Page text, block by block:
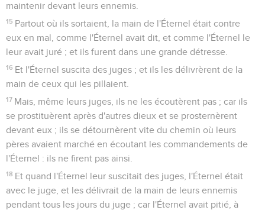
maintenir devant leurs ennemis.
15 Partout où ils sortaient, la main de l'Éternel était contre
eux en mal, comme l'Éternel avait dit, et comme l'Éternel le
leur avait juré ; et ils furent dans une grande détresse.
16 Et l'Éternel suscita des juges ; et ils les délivrèrent de la
main de ceux qui les pillaient.
17 Mais, même leurs juges, ils ne les écoutèrent pas ; car ils
se prostituèrent après d'autres dieux et se prosternèrent
devant eux ; ils se détournèrent vite du chemin où leurs
pères avaient marché en écoutant les commandements de
l'Éternel : ils ne firent pas ainsi.
18 Et quand l'Éternel leur suscitait des juges, l'Éternel était
avec le juge, et les délivrait de la main de leurs ennemis
pendant tous les jours du juge ; car l'Éternel avait pitié, à